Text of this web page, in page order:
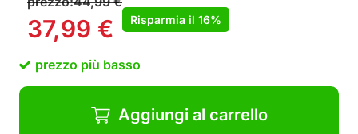
Quantità massima di succo estratto
Preparazione facile e veloce
Puoi portare lo spremiagrumi in vacanza o al
lavoro e goderti succhi freschi
Niente più mani sporche
Nessun gocciolamento e nessuna perdita
37,99 € Risparmia il 16%
prezzo più basso
Aggiungi al carrello